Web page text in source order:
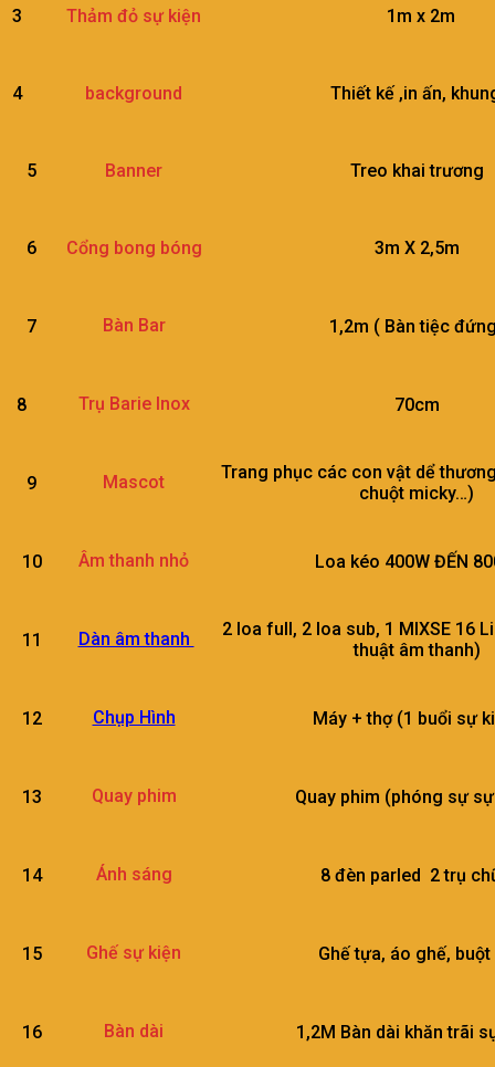
3 Thảm đỏ sự kiện 1m x 2m
4 background Thiết kế ,in ấn,
5 Banner Treo khai trương
6 Cổng bong bóng 3m X 2,5m
7 Bàn Bar 1,2m ( Bàn tiệc
8 Trụ Barie Inox 70cm
9 Mascot
Trang phục các con vật dể
chuột micky…)
10 Âm thanh nhỏ Loa kéo 400W ĐẾN
11 Dàn âm thanh
2 loa full, 2 loa sub, 1 MIXSE 16
thuật âm thanh)
12 Chụp Hình Máy + thợ (1 buổi sự
13 Quay phim Quay phim (phóng sự
14 Ánh sáng 8 đèn parled 2 trụ
15 Ghế sự kiện Ghế tựa, áo ghế, buột
16 Bàn dài 1,2M Bàn dài khăn trãi